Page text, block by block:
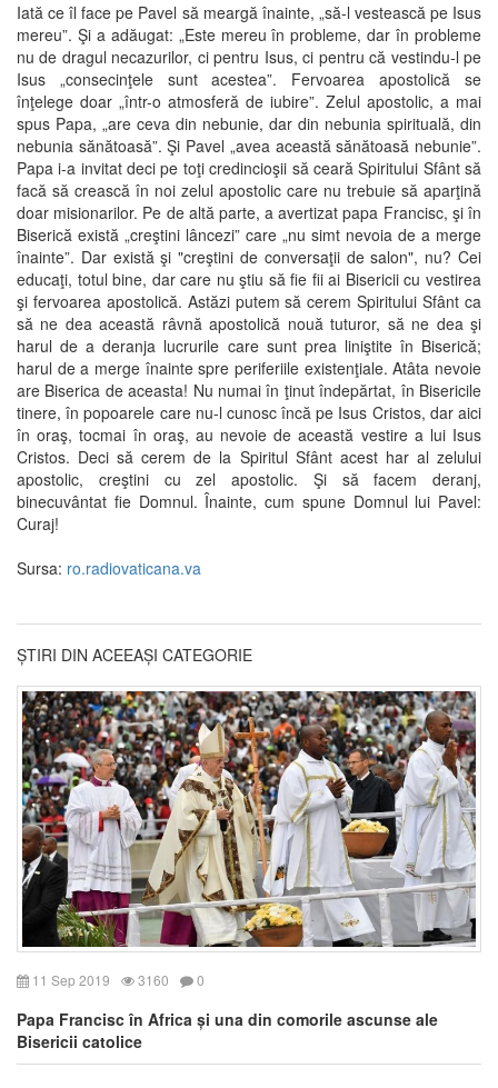
Iată ce îl face pe Pavel să meargă înainte, „să-l vestească pe Isus
mereu”. Şi a adăugat: „Este mereu în probleme, dar în probleme
nu de dragul necazurilor, ci pentru Isus, ci pentru că vestindu-l pe
Isus „consecinţele sunt acestea”. Fervoarea apostolică se
înţelege doar „într-o atmosferă de iubire”. Zelul apostolic, a mai
spus Papa, „are ceva din nebunie, dar din nebunia spirituală, din
nebunia sănătoasă”. Şi Pavel „avea această sănătoasă nebunie”.
Papa i-a invitat deci pe toţi credincioşii să ceară Spiritului Sfânt să
facă să crească în noi zelul apostolic care nu trebuie să aparţină
doar misionarilor. Pe de altă parte, a avertizat papa Francisc, şi în
Biserică există „creştini lâncezi” care „nu simt nevoia de a merge
înainte”. Dar există şi "creştini de conversaţii de salon", nu? Cei
educaţi, totul bine, dar care nu ştiu să fie fii ai Bisericii cu vestirea
şi fervoarea apostolică. Astăzi putem să cerem Spiritului Sfânt ca
să ne dea această râvnă apostolică nouă tuturor, să ne dea şi
harul de a deranja lucrurile care sunt prea liniştite în Biserică;
harul de a merge înainte spre periferiile existenţiale. Atâta nevoie
are Biserica de aceasta! Nu numai în ţinut îndepărtat, în Bisericile
tinere, în popoarele care nu-l cunosc încă pe Isus Cristos, dar aici
în oraş, tocmai în oraş, au nevoie de această vestire a lui Isus
Cristos. Deci să cerem de la Spiritul Sfânt acest har al zelului
apostolic, creştini cu zel apostolic. Şi să facem deranj,
binecuvântat fie Domnul. Înainte, cum spune Domnul lui Pavel:
Curaj!
Sursa: ro.radiovaticana.va
ȘTIRI DIN ACEEAȘI CATEGORIE
11 Sep 2019 3160 0
Papa Francisc în Africa și una din comorile ascunse ale
Bisericii catolice